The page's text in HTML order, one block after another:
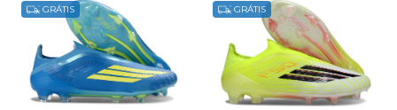
GRÁTIS GRÁTIS